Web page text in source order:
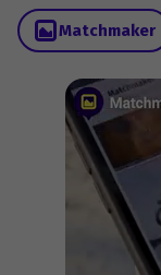
Matchmaker